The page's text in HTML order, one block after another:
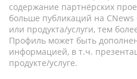
содержание партнёрских
больше публикаций на
или продукта/услуги, тем
Профиль может быть
информацией, в т.ч.
продукте/услуге.